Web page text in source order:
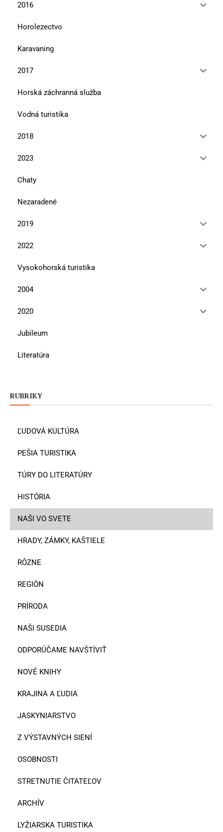
2016
Horolezectvo
Karavaning
2017
Horská záchranná služba
Vodná turistika
2018
2023
Chaty
Nezaradené
2019
2022
Vysokohorská turistika
2004
2020
Jubileum
Literatúra
RUBRIKY
ĽUDOVÁ KULTÚRA
PEŠIA TURISTIKA
TÚRY DO LITERATÚRY
HISTÓRIA
NAŠI VO SVETE
HRADY, ZÁMKY, KAŠTIELE
RÔZNE
REGIÓN
PRÍRODA
NAŠI SUSEDIA
ODPORÚČAME NAVŠTÍVIŤ
NOVÉ KNIHY
KRAJINA A ĽUDIA
JASKYNIARSTVO
Z VÝSTAVNÝCH SIENÍ
OSOBNOSTI
STRETNUTIE ČITATEĽOV
ARCHÍV
LYŽIARSKA TURISTIKA